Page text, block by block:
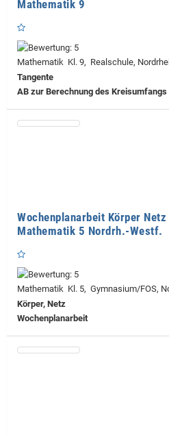
Mathematik 9
Mathematik Kl. 9, Realschule,
Tangente
AB zur Berechnung des
Wochenplanarbeit Körper
Mathematik 5 Nordrh.-Westf.
Mathematik Kl. 5, Gymnasium/FOS,
Körper, Netz
Wochenplanarbeit